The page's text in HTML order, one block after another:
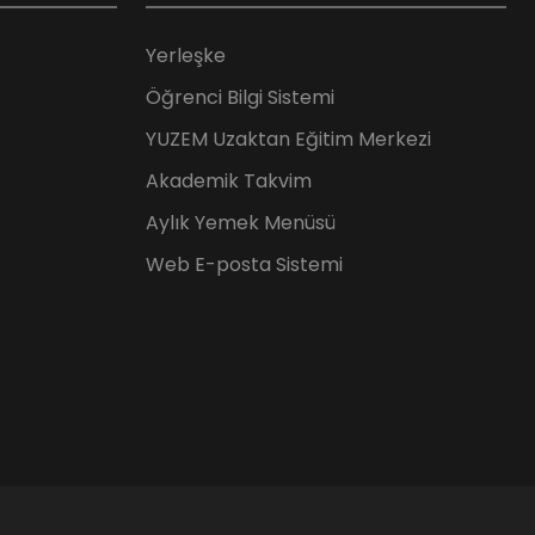
Yerleşke
Öğrenci Bilgi Sistemi
YUZEM Uzaktan Eğitim Merkezi
Akademik Takvim
Aylık Yemek Menüsü
Web E-posta Sistemi